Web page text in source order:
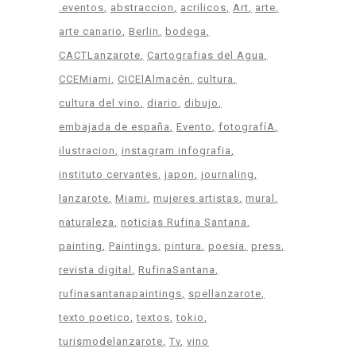
.eventos abstraccion acrilicos Art
arte
arte canario
Berlin
bodega
CACTLanzarote
Cartografias del Agua
CCEMiami
CICElAlmacén
cultura
cultura del vino
diario
dibujo
embajada de españa
Evento
fotografíA
ilustracion
instagram infografia
instituto cervantes japon
journaling
lanzarote Miami mujeres artistas mural
naturaleza
noticias Rufina Santana
painting
Paintings pintura poesia
press
revista digital
RufinaSantana
rufinasantanapaintings
spellanzarote
texto poetico
textos tokio
turismodelanzarote Tv vino